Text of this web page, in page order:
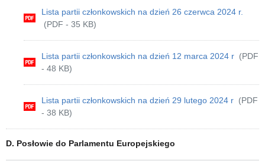
Lista partii członkowskich na dzień 26 czerwca 2024 r.
(PDF - 35 KB)
Lista partii członkowskich na dzień 12 marca 2024 r (PDF
- 48 KB)
Lista partii członkowskich na dzień 29 lutego 2024 r (PDF
- 38 KB)
D. Posłowie do Parlamentu Europejskiego